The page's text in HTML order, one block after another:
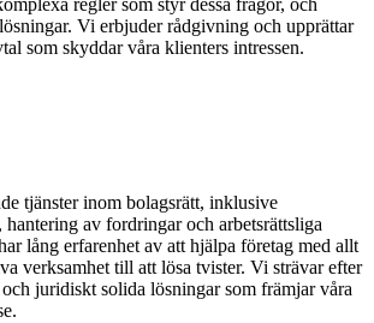
Vi erbjuder rådgivning och upprättar
som skyddar våra klienters intressen.
tjänster inom bolagsrätt, inklusive
hantering av fordringar och arbetsrättsliga
lång erfarenhet av att hjälpa företag med allt
verksamhet till att lösa tvister. Vi strävar efter
juridiskt solida lösningar som främjar våra